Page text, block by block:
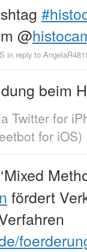
@
in reply to
beim
Twitter for
for iΟS)
fördert